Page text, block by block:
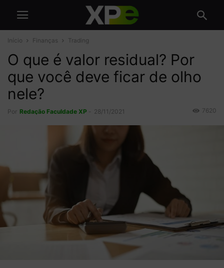
Início Finanças Trading
O que é valor residual? Por
que você deve ficar de olho
nele?
Por Redação Faculdade XP 28/11/2021 7620